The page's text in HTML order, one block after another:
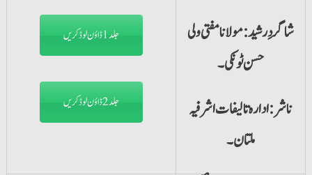
جلد1 ڈاؤن لوڈ کریں
جلد2 ڈاؤن لوڈ کریں
شاگردِ رشید: مولانا مفتی ولی
حسن ٹونکی۔
ناشر: ادارہ تالیفات اشرفیہ
ملتان۔